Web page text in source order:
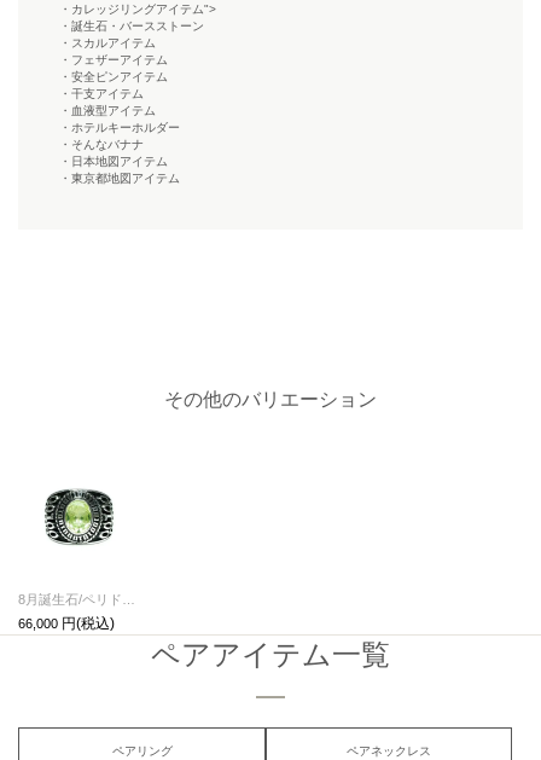
・カレッジリングアイテム">
・誕生石・バースストーン
・スカルアイテム
・フェザーアイテム
・安全ピンアイテム
・干支アイテム
・血液型アイテム
・ホテルキーホルダー
・そんなバナナ
・日本地図アイテム
・東京都地図アイテム
その他のバリエーション
66,000
ペアアイテム一覧
ペアリング ペアネックレス